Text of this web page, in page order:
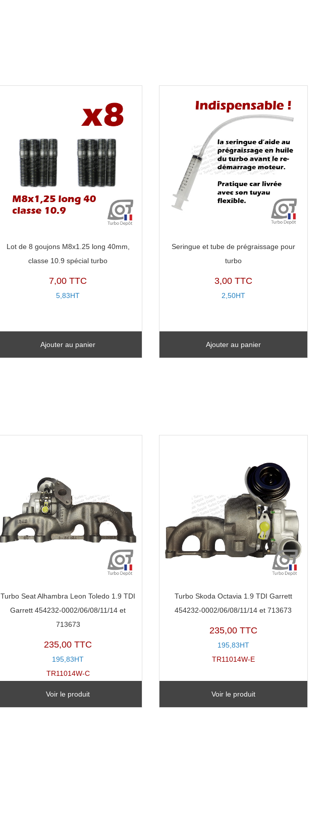
Lot de 8 goujons M8x1.25 long 40mm,
classe 10.9 spécial turbo
7,00 TTC
5,83HT
Ajouter au panier
Seringue et tube de prégraissage pour
turbo
3,00 TTC
2,50HT
Ajouter au panier
Turbo Seat Alhambra Leon Toledo 1.9 TDI
Garrett 454232-0002/06/08/11/14 et
713673
235,00 TTC
195,83HT
TR11014W-C
Voir le produit
Turbo Skoda Octavia 1.9 TDI Garrett
454232-0002/06/08/11/14 et 713673
235,00 TTC
195,83HT
TR11014W-E
Voir le produit